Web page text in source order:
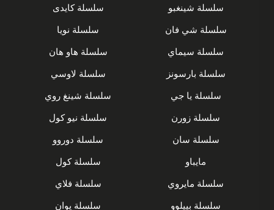
سلسلة شينغبو
سلسلة كايدى
سلسلة شي فان
سلسلة نويا
سلسلة سيماي
سلسلة هاو هان
سلسلة بارسونز
سلسلة لاوسي
سلسلة يا جي
سلسلة شينغ روي
سلسلة زورن
سلسلة نيو كول
سلسلة سان
سلسلة دوروو
مايباو
سلسلة كول
سلسلة مايروي
سلسلة فلاي
سلسلة بييلوو
سلسلة يوان